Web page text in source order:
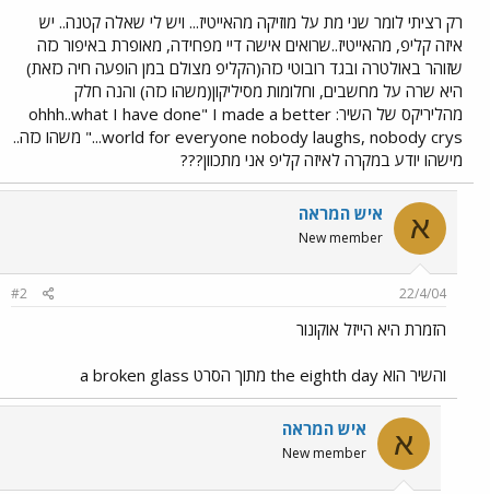
ך
רק רציתי לומר שני מת על מוזיקה מהאייטיז... ויש לי שאלה קטנה.. יש
איזה קליפ, מהאייטיז..שרואים אישה דיי מפחידה, מאופרת באיפור כזה
שזוהר באולטרה ובגד רובוטי כזה(הקליפ מצולם במן הופעה חיה כזאת)
היא שרה על מחשבים, וחלומות מסיליקון(משהו כזה) והנה חלק
מהליריקס של השיר: ohhh..what I have done" I made a better
world for everyone nobody laughs, nobody crys..." משהו כזה..
מישהו יודע במקרה לאיזה קליפ אני מתכוון???
א איש המראה
New member
22/4/04
#2
הזמרת היא הייזל אוקונור
והשיר הוא the eighth day מתוך הסרט a broken glass
א איש המראה
New member